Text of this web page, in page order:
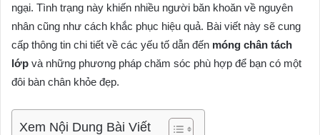
ngại. Tình trạng này khiến nhiều người băn khoăn về nguyên
nhân cũng như cách khắc phục hiệu quả. Bài viết này sẽ cung
cấp thông tin chi tiết về các yếu tố dẫn đến móng chân tách
lớp và những phương pháp chăm sóc phù hợp để bạn có một
đôi bàn chân khỏe đẹp.
Xem Nội Dung Bài Viết